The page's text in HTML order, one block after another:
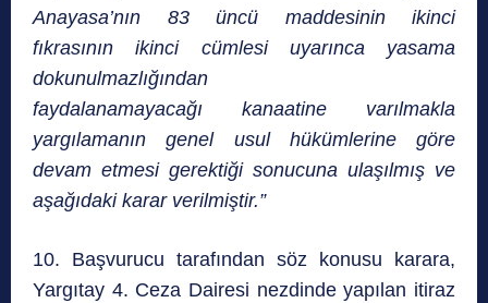
Anayasa’nın 83 üncü maddesinin ikinci
fıkrasının ikinci cümlesi uyarınca yasama
dokunulmazlığından
faydalanamayacağı
kanaatine varılmakla
yargılamanın genel usul hükümlerine göre
devam etmesi gerektiği sonucuna ulaşılmış ve
aşağıdaki karar verilmiştir.”
10. Başvurucu tarafından söz konusu karara,
Yargıtay 4. Ceza Dairesi nezdinde yapılan itiraz